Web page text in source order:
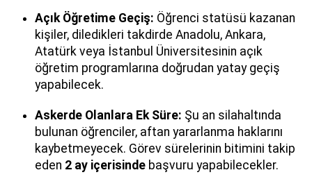
Açık Öğretime Geçiş: Öğrenci statüsü kazanan
kişiler, diledikleri takdirde Anadolu, Ankara,
Atatürk veya İstanbul Üniversitesinin açık
öğretim programlarına doğrudan yatay geçiş
yapabilecek.
Askerde Olanlara Ek Süre: Şu an silahaltında
bulunan öğrenciler, aftan yararlanma haklarını
kaybetmeyecek. Görev sürelerinin bitimini takip
eden 2 ay içerisinde başvuru yapabilecekler.